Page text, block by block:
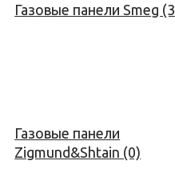
Газовые панели Smeg
Газовые панели
Zigmund&Shtain (0)